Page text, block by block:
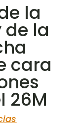
la
la
cara
26M